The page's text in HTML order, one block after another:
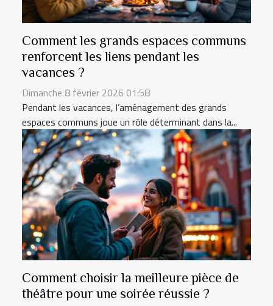
Comment les grands espaces communs
renforcent les liens pendant les
vacances ?
Dimanche 8 février 2026 01:58
Pendant les vacances, l’aménagement des grands
espaces communs joue un rôle déterminant dans la...
Comment choisir la meilleure pièce de
théâtre pour une soirée réussie ?